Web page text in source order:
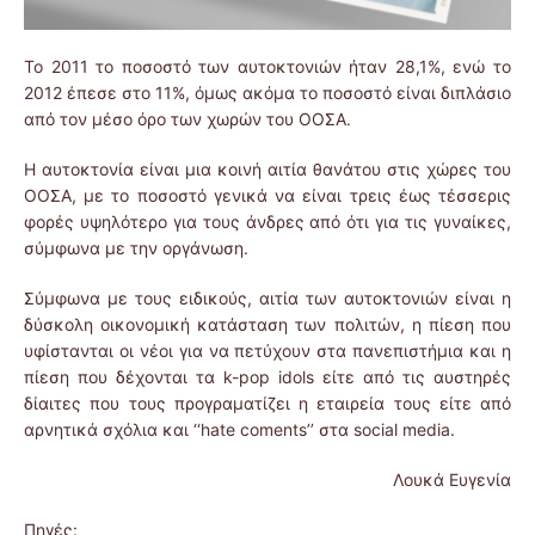
Το 2011 το ποσοστό των αυτοκτονιών ήταν 28,1%, ενώ το
2012 έπεσε στο 11%, όμως ακόμα το ποσοστό είναι διπλάσιο
από τον μέσο όρο των χωρών του ΟΟΣΑ.
Η αυτοκτονία είναι μια κοινή αιτία θανάτου στις χώρες του
ΟΟΣΑ, με το ποσοστό γενικά να είναι τρεις έως τέσσερις
φορές υψηλότερο για τους άνδρες από ότι για τις γυναίκες,
σύμφωνα με την οργάνωση.
Σύμφωνα με τους ειδικούς, αιτία των αυτοκτονιών είναι η
δύσκολη οικονομική κατάσταση των πολιτών, η πίεση που
υφίστανται οι νέοι για να πετύχουν στα πανεπιστήμια και η
πίεση που δέχονται τα k-pop idols είτε από τις αυστηρές
δίαιτες που τους προγραματίζει η εταιρεία τους είτε από
αρνητικά σχόλια και ‘‘hate coments’’ στα social media.
Λουκά Ευγενία
Πηγές: